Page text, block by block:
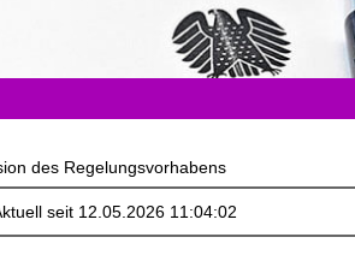
des Regelungsvorhabens